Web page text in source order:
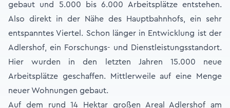
gebaut und 5.000 bis 6.000 Arbeitsplätze entstehen.
Also direkt in der Nähe des Hauptbahnhofs, ein sehr
entspanntes Viertel. Schon länger in Entwicklung ist der
Adlershof, ein Forschungs- und Dienstleistungsstandort.
Hier wurden in den letzten Jahren 15.000 neue
Arbeitsplätze geschaffen. Mittlerweile auf eine Menge
neuer Wohnungen gebaut.
Auf dem rund 14 Hektar großen Areal Adlershof am